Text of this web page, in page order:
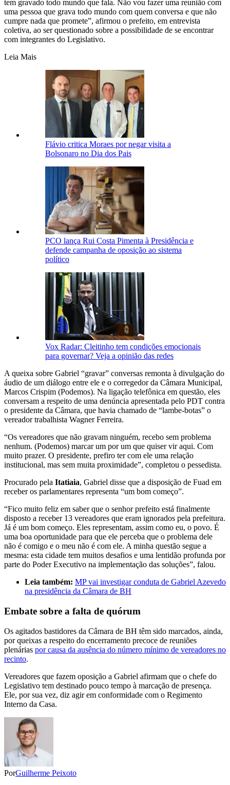
tem gravado todo mundo que fala. Não vou fazer uma reunião com
uma pessoa que grava todo mundo com quem conversa e que não
cumpre nada que promete”, afirmou o prefeito, em entrevista
coletiva, ao ser questionado sobre a possibilidade de se encontrar
com integrantes do Legislativo.
Leia Mais
Flávio critica Moraes por negar visita a
Bolsonaro no Dia dos Pais
PCO lança Rui Costa Pimenta à Presidência e
defende campanha de oposição ao sistema
político
Vox Radar: Cleitinho tem condições emocionais
para governar? Veja a opinião das redes
A queixa sobre Gabriel “gravar” conversas remonta à divulgação do
áudio de um diálogo entre ele e o corregedor da Câmara Municipal,
Marcos Crispim (Podemos). Na ligação telefônica em questão, eles
conversam a respeito de uma denúncia apresentada pelo PDT contra
o presidente da Câmara, que havia chamado de “lambe-botas” o
vereador trabalhista Wagner Ferreira.
“Os vereadores que não gravam ninguém, recebo sem problema
nenhum. (Podemos) marcar um por um que quiser vir aqui. Com
muito prazer. O presidente, prefiro ter com ele uma relação
institucional, mas sem muita proximidade”, completou o pessedista.
Procurado pela Itatiaia, Gabriel disse que a disposição de Fuad em
receber os parlamentares representa “um bom começo”.
“Fico muito feliz em saber que o senhor prefeito está finalmente
disposto a receber 13 vereadores que eram ignorados pela prefeitura.
Já é um bom começo. Eles representam, assim como eu, o povo. É
uma boa oportunidade para que ele perceba que o problema dele
não é comigo e o meu não é com ele. A minha questão segue a
mesma: esta cidade tem muitos desafios e uma lentidão profunda por
parte do Poder Executivo na implementação das soluções”, falou.
Leia também: MP vai investigar conduta de Gabriel Azevedo
na presidência da Câmara de BH
Embate sobre a falta de quórum
Os agitados bastidores da Câmara de BH têm sido marcados, ainda,
por queixas a respeito do encerramento precoce de reuniões
plenárias por causa da ausência do número mínimo de vereadores no
recinto.
Vereadores que fazem oposição a Gabriel afirmam que o chefe do
Legislativo tem destinado pouco tempo à marcação de presença.
Ele, por sua vez, diz agir em conformidade com o Regimento
Interno da Casa.
PorGuilherme Peixoto